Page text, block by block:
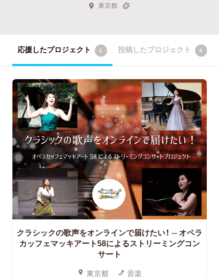
東京都
応援したプロジェクト 1 投稿したプロジェクト 0
クラシックの歌声をオンラインで届けたい！ ─ オペラ
カッフェマッキアート58によるストリーミングコン
サート
東京都 音楽